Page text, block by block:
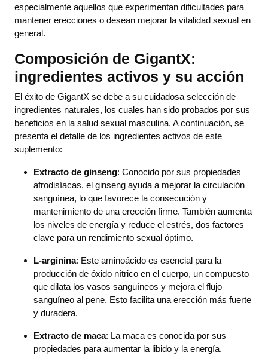
especialmente aquellos que experimentan dificultades para
mantener erecciones o desean mejorar la vitalidad sexual en
general.
Composición de GigantX:
ingredientes activos y su acción
El éxito de GigantX se debe a su cuidadosa selección de
ingredientes naturales, los cuales han sido probados por sus
beneficios en la salud sexual masculina. A continuación, se
presenta el detalle de los ingredientes activos de este
suplemento:
Extracto de ginseng: Conocido por sus propiedades
afrodisíacas, el ginseng ayuda a mejorar la circulación
sanguínea, lo que favorece la consecución y
mantenimiento de una erección firme. También aumenta
los niveles de energía y reduce el estrés, dos factores
clave para un rendimiento sexual óptimo.
L-arginina: Este aminoácido es esencial para la
producción de óxido nítrico en el cuerpo, un compuesto
que dilata los vasos sanguíneos y mejora el flujo
sanguíneo al pene. Esto facilita una erección más fuerte
y duradera.
Extracto de maca: La maca es conocida por sus
propiedades para aumentar la libido y la energía.